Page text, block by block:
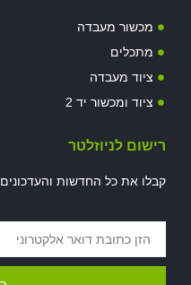
מכשור מעבדה
מתכלים
ציוד מעבדה
ציוד ומכשור יד 2
רישום לניוזלטר
קבלו את כל החדשות